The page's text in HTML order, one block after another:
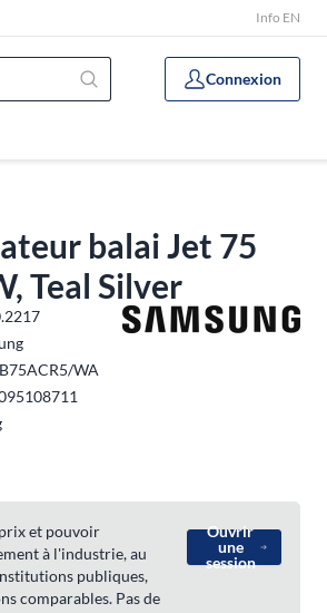
Info EN
Connexion
balai Jet 75
Teal Silver
WA
et pouvoir
à l'industrie, au
publiques,
comparables. Pas de
Ouvrir
une
session